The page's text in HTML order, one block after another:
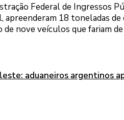
Federal de Ingressos
apreenderam 18 toneladas
de nove veículos que fariam
aduaneiros argentinos